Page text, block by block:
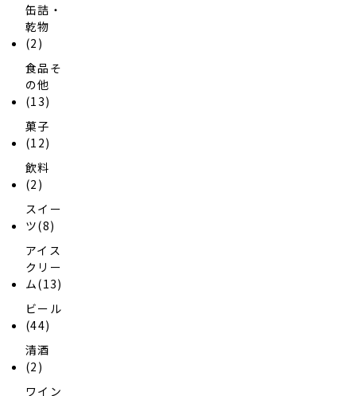
缶詰・
乾物
(2)
食品そ
の他
(13)
菓子
(12)
飲料
(2)
スイー
ツ(8)
アイス
クリー
ム(13)
ビール
(44)
清酒
(2)
ワイン